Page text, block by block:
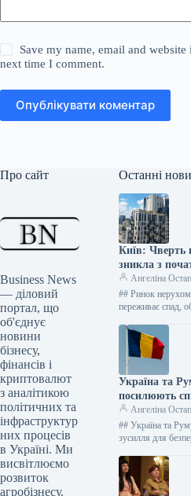
Save my name, email and
next time I comment.
Опублікувати коментар
Про сайт
Business News
— діловий
портал, що
об'єднує
новини
бізнесу,
фінансів і
криптовалют
з аналітикою
політичних та
інфраструктур
них процесів
в Україні. Ми
висвітлюємо
розвиток
агробізнесу,
Останні
Київ: Чверть
зникла з
2026 році –
Ангеліна
## Ринок
переживає спад,
Гришина Від
Україна та
посилюють
розширення
Констанца
Ангеліна
## Україна та
зусилля для
стратегічний
кроки для